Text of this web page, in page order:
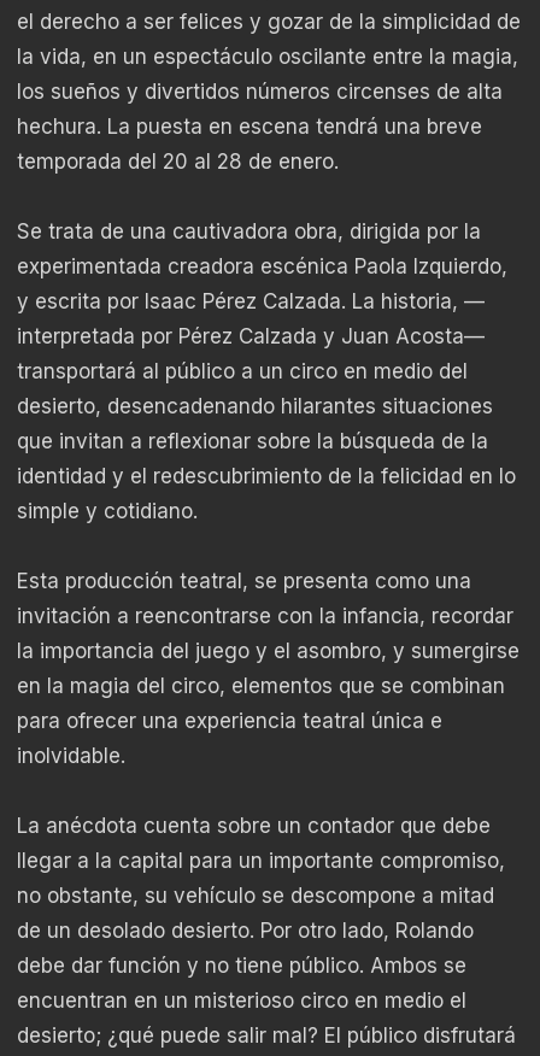
el derecho a ser felices y gozar de la simplicidad de
la vida, en un espectáculo oscilante entre la magia,
los sueños y divertidos números circenses de alta
hechura. La puesta en escena tendrá una breve
temporada del 20 al 28 de enero.
Se trata de una cautivadora obra, dirigida por la
experimentada creadora escénica Paola Izquierdo,
y escrita por Isaac Pérez Calzada. La historia, —
interpretada por Pérez Calzada y Juan Acosta—
transportará al público a un circo en medio del
desierto, desencadenando hilarantes situaciones
que invitan a reflexionar sobre la búsqueda de la
identidad y el redescubrimiento de la felicidad en lo
simple y cotidiano.
Esta producción teatral, se presenta como una
invitación a reencontrarse con la infancia, recordar
la importancia del juego y el asombro, y sumergirse
en la magia del circo, elementos que se combinan
para ofrecer una experiencia teatral única e
inolvidable.
La anécdota cuenta sobre un contador que debe
llegar a la capital para un importante compromiso,
no obstante, su vehículo se descompone a mitad
de un desolado desierto. Por otro lado, Rolando
debe dar función y no tiene público. Ambos se
encuentran en un misterioso circo en medio el
desierto; ¿qué puede salir mal? El público disfrutará